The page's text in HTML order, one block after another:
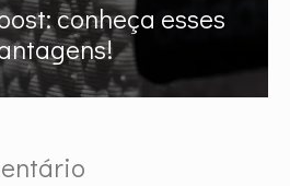
conheça esses